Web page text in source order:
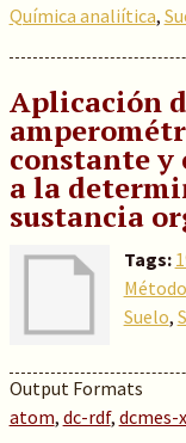
Química analiítica,
Aplicación
constante y
a la
sustancia
Tags:
Suelo,
Output Formats
atom, dc-rdf, dcmes-